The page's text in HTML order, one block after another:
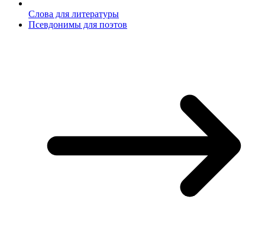
Слова для литературы
Псевдонимы для поэтов